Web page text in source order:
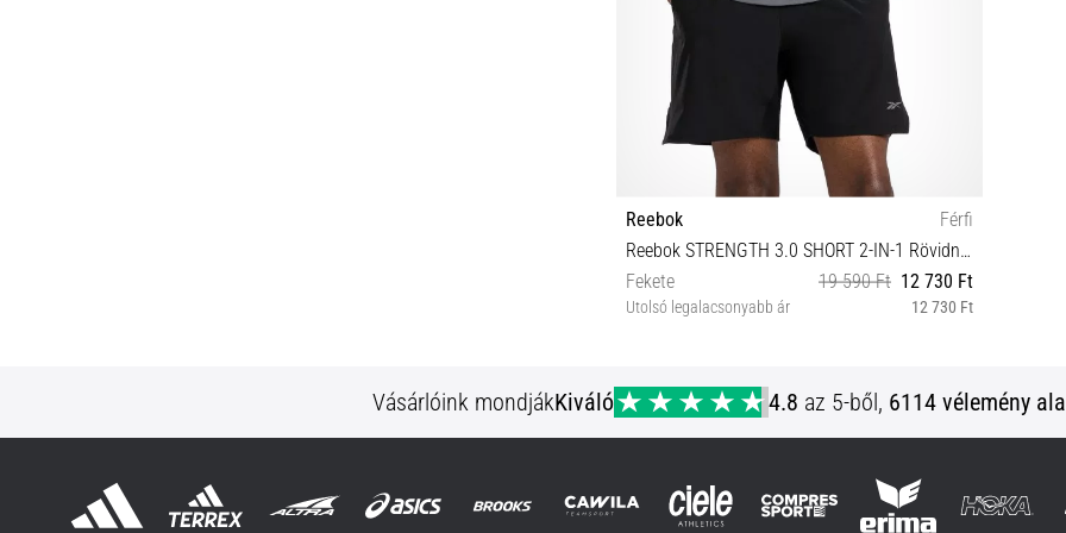
Reebok
Férfi
Reebok STRENGTH 3.0 SHORT 2-IN-1 Rövidnadrág
Fekete
19 590 Ft 12 730 Ft
Utolsó legalacsonyabb ár 12 730 Ft
Vásárlóink mondjákKiváló 4.8 az 5-ből, 6114 vélemény